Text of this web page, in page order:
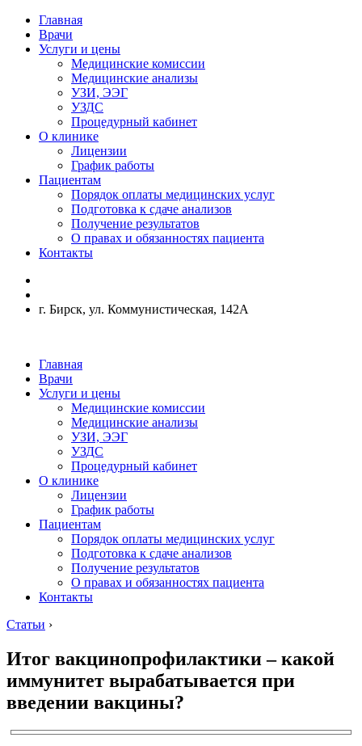
Главная
Врачи
Услуги и цены
Медицинские комиссии
Медицинские анализы
УЗИ, ЭЭГ
УЗДС
Процедурный кабинет
О клинике
Лицензии
График работы
Пациентам
Порядок оплаты медицинских услуг
Подготовка к сдаче анализов
Получение результатов
О правах и обязанностях пациента
Контакты
г. Бирск, ул. Коммунистическая, 142А
Главная
Врачи
Услуги и цены
Медицинские комиссии
Медицинские анализы
УЗИ, ЭЭГ
УЗДС
Процедурный кабинет
О клинике
Лицензии
График работы
Пациентам
Порядок оплаты медицинских услуг
Подготовка к сдаче анализов
Получение результатов
О правах и обязанностях пациента
Контакты
Статьи ›
Итог вакцинопрофилактики – какой
иммунитет вырабатывается при
введении вакцины?